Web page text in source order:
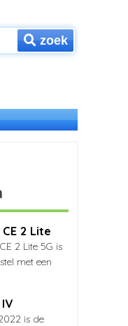
zoek
2 Lite
2 Lite 5G is
met een
is de